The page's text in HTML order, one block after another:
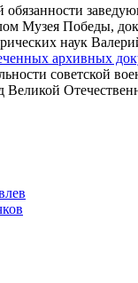
Музея Победы,
наук
архивных
советской
Великой